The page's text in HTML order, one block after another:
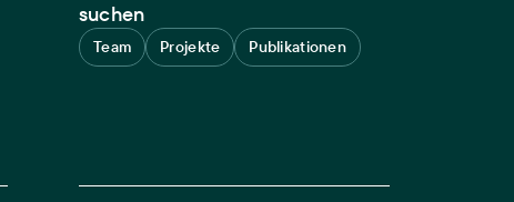
suchen
Team Projekte Publikationen